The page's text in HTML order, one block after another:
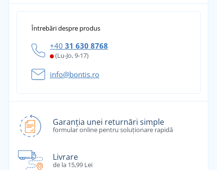
Întrebări despre produs
+40 31 630 8768
(Lu-Jo, 9-17)
info@bontis.ro
Garanția unei returnări simple
formular online pentru soluționare rapidă
Livrare
de la 15,99 Lei